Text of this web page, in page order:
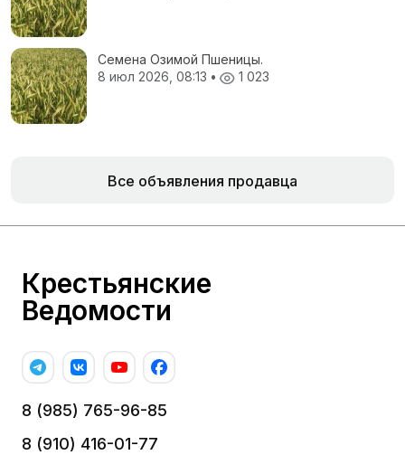
Семена Озимой Пшеницы.
8 июл 2026, 08:13 • 1 023
Все объявления продавца
Крестьянские
Ведомости
8 (985) 765-96-85
8 (910) 416-01-77